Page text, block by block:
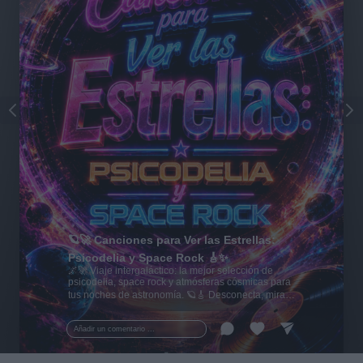
Añadir un comentario ...
🪐🚀 Canciones para Ver las Estrellas:
Psicodelia y Space Rock 🎸✨
🌌🚀 Viaje intergaláctico: la mejor selección de
psicodelia, space rock y atmósferas cósmicas para
tus noches de astronomía. 🪐🎸 Desconecta, mira
al firmamento y siente la gravedad cero. 💾 ¡Guarda
esta colección para tu próxima noche estrellada!
✨⭐